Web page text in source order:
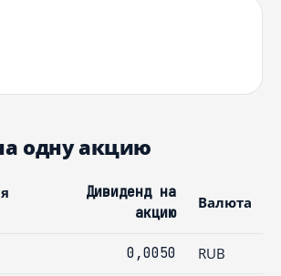
одну акцию
Дивиденд на
акцию
Валюта
0,0050 RUB